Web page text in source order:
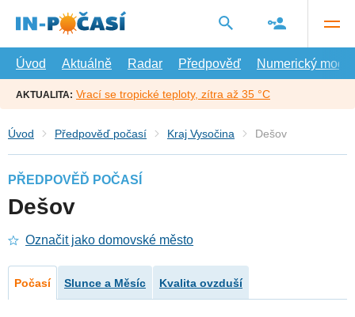
hlavní
Úvod
Aktuálně Radar Předpověď Numerický model
AKTUALITA: Vrací se tropické teploty, zítra až 35 °C
Úvod Předpověď počasí Kraj Vysočina Dešov
PŘEDPOVĚĎ POČASÍ
Dešov
Označit jako domovské město
Počasí Slunce a Měsíc Kvalita ovzduší